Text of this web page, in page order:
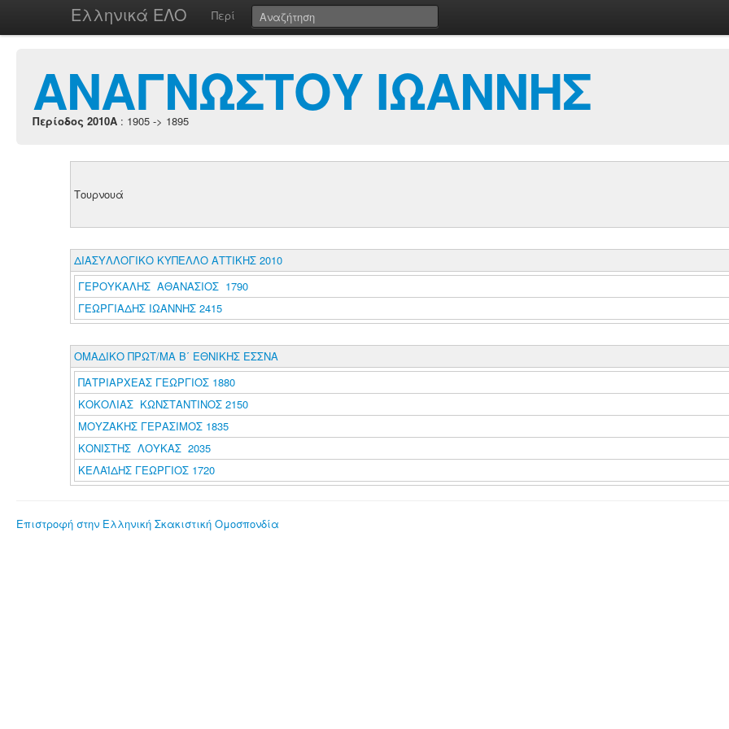
Ελληνικά ΕΛΟ Περί
ΑΝΑΓΝΩΣΤΟΥ ΙΩΑΝΝΗΣ
Περίοδος 2010A : 1905 -> 1895
Τουρνουά
ΔΙΑΣΥΛΛΟΓΙΚΟ ΚΥΠΕΛΛΟ ΑΤΤΙΚΗΣ 2010
ΓΕΡΟΥΚΑΛΗΣ ΑΘΑΝΑΣΙΟΣ 1790
ΓΕΩΡΓΙΑΔΗΣ ΙΩΑΝΝΗΣ 2415
ΟΜΑΔΙΚΟ ΠΡΩΤ/ΜΑ Β΄ ΕΘΝΙΚΗΣ ΕΣΣΝΑ
ΠΑΤΡΙΑΡΧΕΑΣ ΓΕΩΡΓΙΟΣ 1880
ΚΟΚΟΛΙΑΣ ΚΩΝΣΤΑΝΤΙΝΟΣ 2150
ΜΟΥΖΑΚΗΣ ΓΕΡΑΣΙΜΟΣ 1835
ΚΟΝΙΣΤΗΣ ΛΟΥΚΑΣ 2035
ΚΕΛΑΪΔΗΣ ΓΕΩΡΓΙΟΣ 1720
Επιστροφή στην Ελληνική Σκακιστική Ομοσπονδία